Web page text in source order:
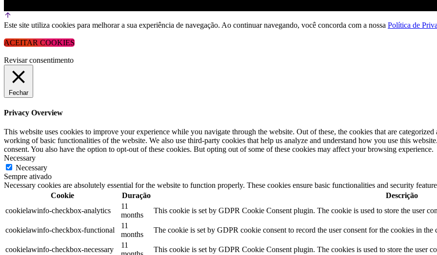
Este site utiliza cookies para melhorar a sua experiência de navegação. Ao continuar navegando, você concorda com a nossa Política de
ACEITAR COOKIES
Revisar consentimento
Fechar
Privacy Overview
This website uses cookies to improve your experience while you navigate through the website. Out of these, the cookies that are categorized
working of basic functionalities of the website. We also use third-party cookies that help us analyze and understand how you use this
consent. You also have the option to opt-out of these cookies. But opting out of some of these cookies may affect your browsing experience.
Necessary
Necessary
Sempre ativado
Necessary cookies are absolutely essential for the website to function properly. These cookies ensure basic functionalities and security
Cookie
Duração
Descrição
cookielawinfo-checkbox-analytics
11
months
This cookie is set by GDPR Cookie Consent plugin. The cookie is used to store the user
cookielawinfo-checkbox-functional
11
months
The cookie is set by GDPR cookie consent to record the user consent for the cookies in
cookielawinfo-checkbox-necessary
11
This cookie is set by GDPR Cookie Consent plugin. The cookies is used to store the user